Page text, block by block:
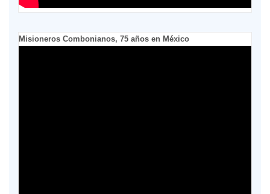
Misioneros Combonianos, 75 años en México